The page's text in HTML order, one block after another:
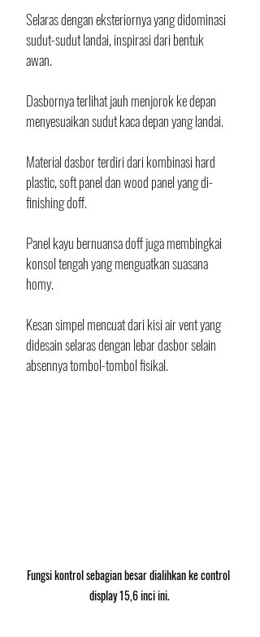
Selaras dengan eksteriornya yang didominasi
sudut-sudut landai, inspirasi dari bentuk
awan.
Dasbornya terlihat jauh menjorok ke depan
menyesuaikan sudut kaca depan yang landai.
Material dasbor terdiri dari kombinasi hard
plastic, soft panel dan wood panel yang di-
finishing doff.
Panel kayu bernuansa doff juga membingkai
konsol tengah yang menguatkan suasana
homy.
Kesan simpel mencuat dari kisi air vent yang
didesain selaras dengan lebar dasbor selain
absennya tombol-tombol fisikal.
Fungsi kontrol sebagian besar dialihkan ke control
display 15,6 inci ini.